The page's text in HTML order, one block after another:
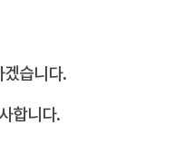
겠습니다.
합니다.